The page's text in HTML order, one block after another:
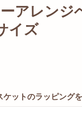
アレン
イズ
ケットのラッピング